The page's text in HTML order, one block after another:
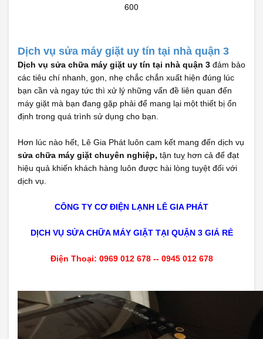
600
Dịch vụ sửa máy giặt uy tín tại nhà quận 3
Dịch vụ sửa chữa máy giặt uy tín tại nhà quận 3 đảm bảo
các tiêu chí nhanh, gọn, nhẹ chắc chắn xuất hiện đúng lúc
bạn cần và ngay tức thì xử lý những vấn đề liên quan đến
máy giặt mà bạn đang gặp phải để mang lại một thiết bị ổn
định trong quá trình sử dụng cho bạn.
Hơn lúc nào hết, Lê Gia Phát luôn cam kết mang đến dịch vụ
sửa chữa máy giặt chuyên nghiệp, tận tuỵ hơn cả để đạt
hiệu quả khiến khách hàng luôn được hài lòng tuyệt đối với
dịch vụ.
CÔNG TY CƠ ĐIỆN LẠNH LÊ GIA PHÁT
DỊCH VỤ SỬA CHỮA MÁY GIẶT TẠI QUẬN 3 GIÁ RẺ
Điện Thoại: 0969 012 678 -- 0945 012 678